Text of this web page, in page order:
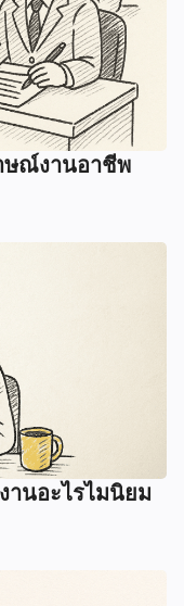
ษณ์งานอาชีพ
นอะไรไมนิยม